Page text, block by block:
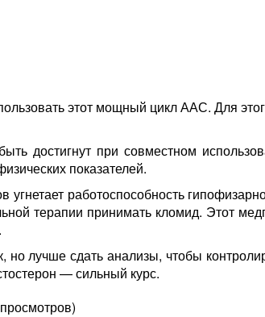
этот мощный цикл ААС. Для
достигнут при совместном
показателей.
работоспособность
терапии принимать кломид. Этот
но лучше сдать анализы, чтобы
— сильный курс.